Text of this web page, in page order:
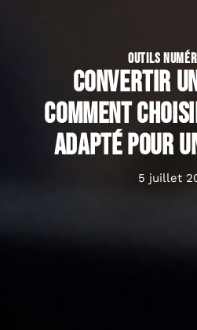
OUTILS
Convertir
comment
adapté pour
5 juillet